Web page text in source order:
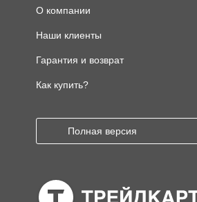
О компании
Наши клиенты
Гарантия и возврат
Как купить?
Полная версия